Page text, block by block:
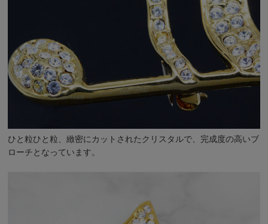
ひと粒ひと粒、緻密にカットされたクリスタルで、完成度の高いブ
ローチとなっています。